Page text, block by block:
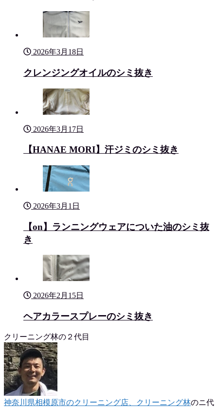
2026年3月18日
クレンジングオイルのシミ抜き
2026年3月17日
【HANAE MORI】汗ジミのシミ抜き
2026年3月1日
【on】ランニングウェアについた油のシミ抜
き
2026年2月15日
ヘアカラースプレーのシミ抜き
クリーニング林の２代目
神奈川県相模原市のクリーニング店、クリーニング林のニ代